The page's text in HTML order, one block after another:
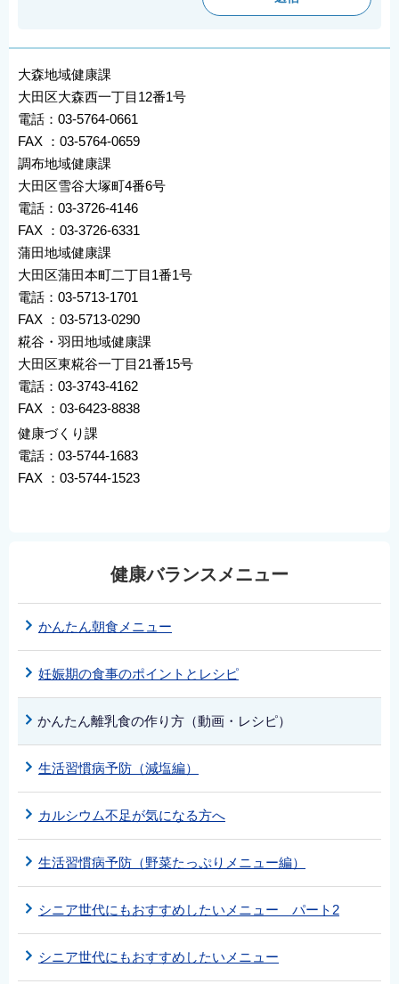
大森地域健康課
大田区大森西一丁目12番1号
電話：03-5764-0661
FAX ：03-5764-0659
調布地域健康課
大田区雪谷大塚町4番6号
電話：03-3726-4146
FAX ：03-3726-6331
蒲田地域健康課
大田区蒲田本町二丁目1番1号
電話：03-5713-1701
FAX ：03-5713-0290
糀谷・羽田地域健康課
大田区東糀谷一丁目21番15号
電話：03-3743-4162
FAX ：03-6423-8838
健康づくり課
電話：03-5744-1683
FAX ：03-5744-1523
健康バランスメニュー
かんたん朝食メニュー
妊娠期の食事のポイントとレシピ
かんたん離乳食の作り方（動画・レシピ）
生活習慣病予防（減塩編）
カルシウム不足が気になる方へ
生活習慣病予防（野菜たっぷりメニュー編）
シニア世代にもおすすめしたいメニュー パート2
シニア世代にもおすすめしたいメニュー